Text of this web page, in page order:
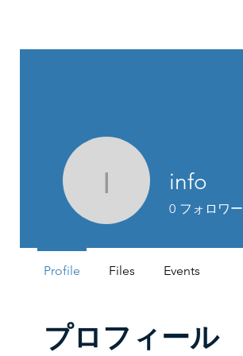
プロフィール
info info
0 フォロワー
Profile Files Events